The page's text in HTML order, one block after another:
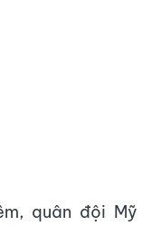
quân đội Mỹ